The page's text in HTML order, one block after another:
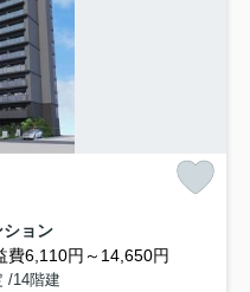
ョン
費6,110円～14,650円
/14階建